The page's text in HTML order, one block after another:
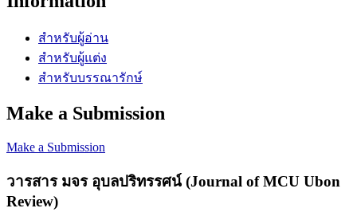
สำหรับผู้อ่าน
สำหรับผู้แต่ง
สำหรับบรรณารักษ์
Make a Submission
Make a Submission
วารสาร มจร อุบลปริทรรศน์ (Journal of MCU Ubon
Review)